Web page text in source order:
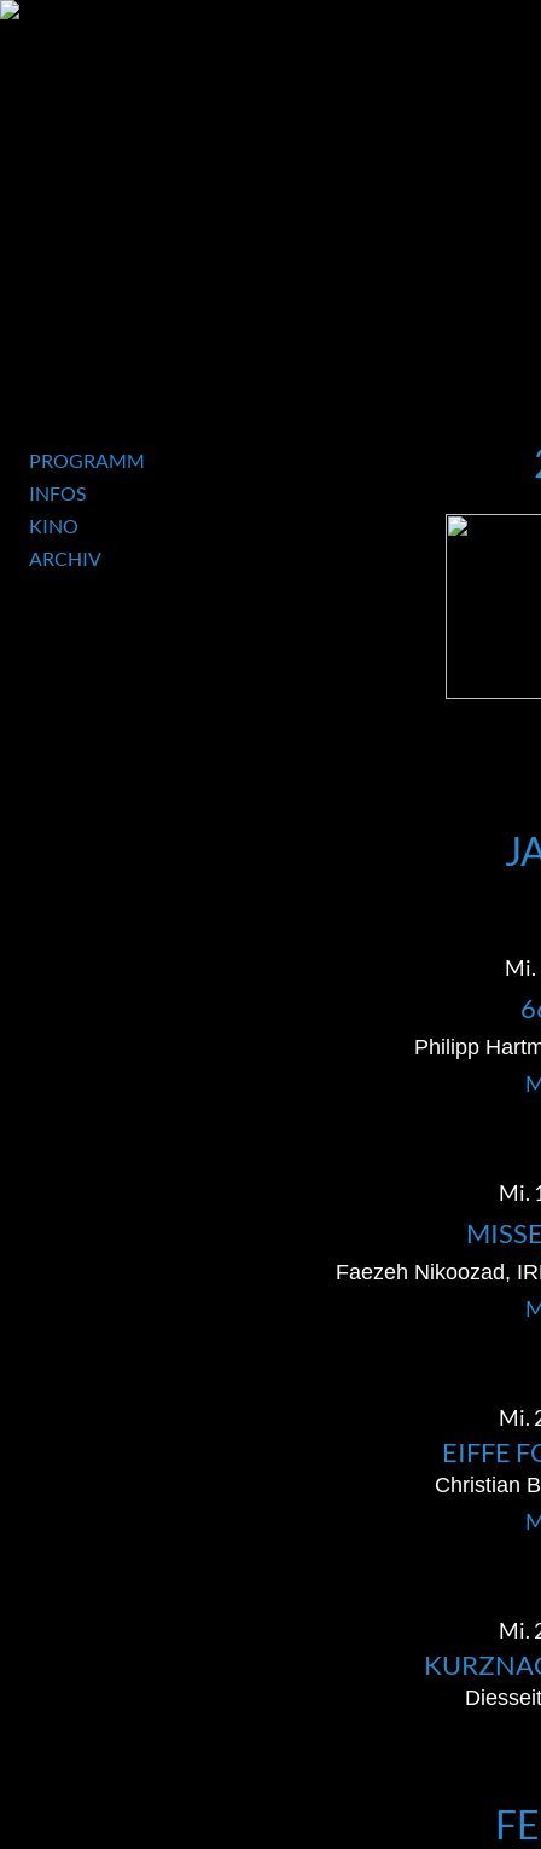
PROGRAMM
INFOS
KINO
ARCHIV
Mi.
Philipp
Mi.
Faezeh Nikoozad,
Mi.
EIFFE
Christian
Mi.